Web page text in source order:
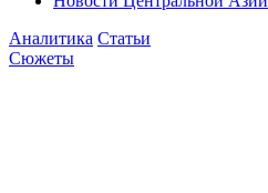
Аналитика Статьи
Сюжеты